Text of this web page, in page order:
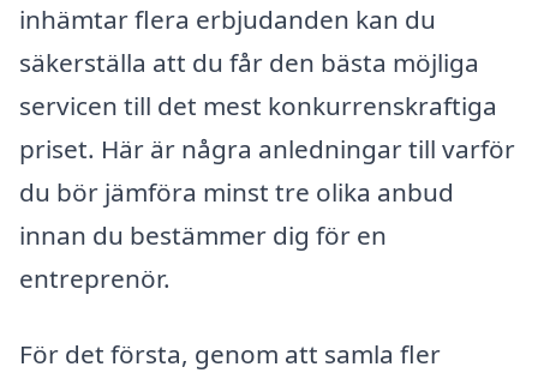
inhämtar flera erbjudanden kan du
säkerställa att du får den bästa möjliga
servicen till det mest konkurrenskraftiga
priset. Här är några anledningar till varför
du bör jämföra minst tre olika anbud
innan du bestämmer dig för en
entreprenör.
För det första, genom att samla fler